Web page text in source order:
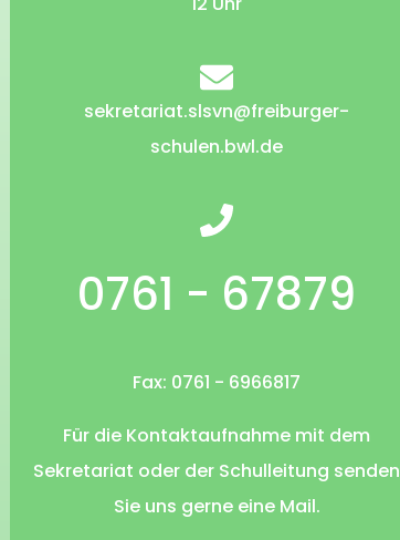
sekretariat.slsvn@freiburger-
schulen.bwl.de
0761 - 67879
Fax: 0761 - 6966817
Für die Kontaktaufnahme mit dem
Sekretariat oder der Schulleitung senden
Sie uns gerne eine Mail.